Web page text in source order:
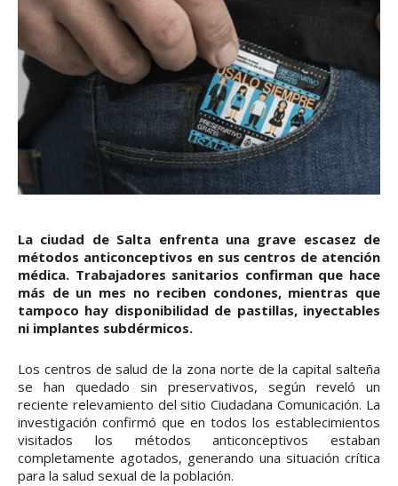
La ciudad de Salta enfrenta una grave escasez de
métodos anticonceptivos en sus centros de atención
médica. Trabajadores sanitarios confirman que hace
más de un mes no reciben condones, mientras que
tampoco hay disponibilidad de pastillas, inyectables
ni implantes subdérmicos.
Los centros de salud de la zona norte de la capital salteña
se han quedado sin preservativos, según reveló un
reciente relevamiento del sitio Ciudadana Comunicación. La
investigación confirmó que en todos los establecimientos
visitados los métodos anticonceptivos estaban
completamente agotados, generando una situación crítica
para la salud sexual de la población.